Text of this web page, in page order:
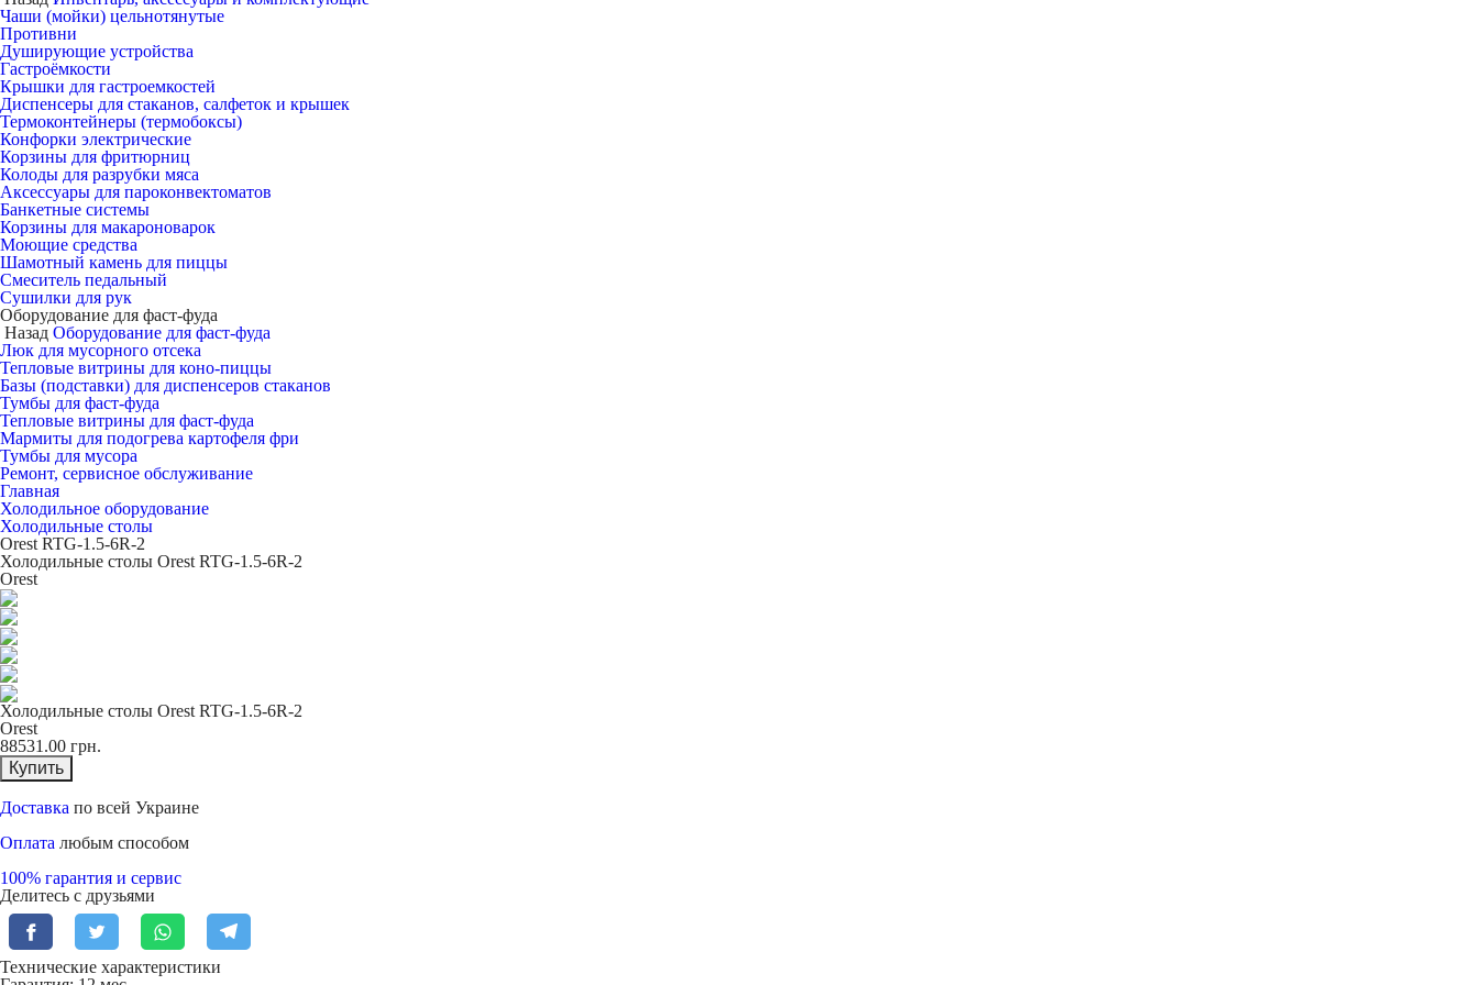
Чаши (мойки) цельнотянутые
Противни
Душирующие устройства
Гастроёмкости
Крышки для гастроемкостей
Диспенсеры для стаканов, салфеток и крышек
Термоконтейнеры (термобоксы)
Конфорки электрические
Корзины для фритюрниц
Колоды для разрубки мяса
Аксессуары для пароконвектоматов
Банкетные системы
Корзины для макароноварок
Моющие средства
Шамотный камень для пиццы
Смеситель педальный
Сушилки для рук
Оборудование для фаст-фуда
Назад Оборудование для фаст-фуда
Люк для мусорного отсека
Тепловые витрины для коно-пиццы
Базы (подставки) для диспенсеров стаканов
Тумбы для фаст-фуда
Тепловые витрины для фаст-фуда
Мармиты для подогрева картофеля фри
Тумбы для мусора
Ремонт, сервисное обслуживание
Главная
Холодильное оборудование
Холодильные столы
Orest RTG-1.5-6R-2
Холодильные столы Orest RTG-1.5-6R-2
Orest
Холодильные столы Orest RTG-1.5-6R-2
Orest
88531.00 грн.
Купить
Доставка по всей Украине
Оплата любым способом
100% гарантия и сервис
Делитесь с друзьями
Технические характеристики